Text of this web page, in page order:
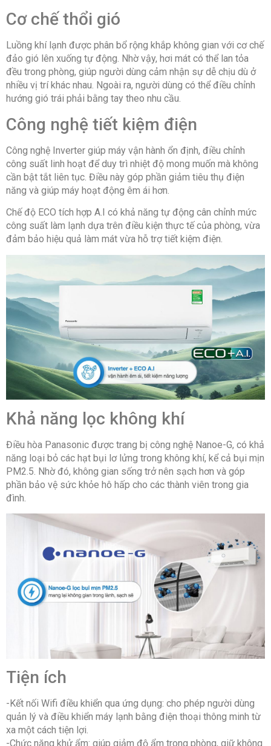
Cơ chế thổi gió
Luồng khí lạnh được phân bổ rộng khắp không gian với cơ chế
đảo gió lên xuống tự động. Nhờ vậy, hơi mát có thể lan tỏa
đều trong phòng, giúp người dùng cảm nhận sự dễ chịu dù ở
nhiều vị trí khác nhau. Ngoài ra, người dùng có thể điều chỉnh
hướng gió trái phải bằng tay theo nhu cầu.
Công nghệ tiết kiệm điện
Công nghệ Inverter giúp máy vận hành ổn định, điều chỉnh
công suất linh hoạt để duy trì nhiệt độ mong muốn mà không
cần bật tắt liên tục. Điều này góp phần giảm tiêu thụ điện
năng và giúp máy hoạt động êm ái hơn.
Chế độ ECO tích hợp A.I có khả năng tự động cân chỉnh mức
công suất làm lạnh dựa trên điều kiện thực tế của phòng, vừa
đảm bảo hiệu quả làm mát vừa hỗ trợ tiết kiệm điện.
Khả năng lọc không khí
Điều hòa Panasonic được trang bị công nghệ Nanoe-G, có khả
năng loại bỏ các hạt bụi lơ lửng trong không khí, kể cả bụi mịn
PM2.5. Nhờ đó, không gian sống trở nên sạch hơn và góp
phần bảo vệ sức khỏe hô hấp cho các thành viên trong gia
đình.
Tiện ích
-Kết nối Wifi điều khiển qua ứng dụng: cho phép người dùng
quản lý và điều khiển máy lạnh bằng điện thoại thông minh từ
xa một cách tiện lợi.
-Chức năng khử ẩm: giúp giảm độ ẩm trong phòng, giữ không